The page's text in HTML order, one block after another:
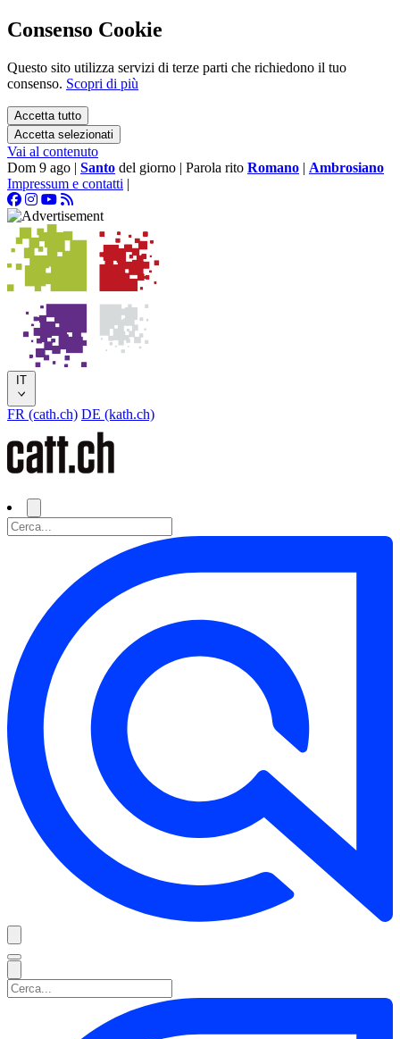
Consenso Cookie
Questo sito utilizza servizi di terze parti che richiedono il tuo
consenso. Scopri di più
Accetta tutto
Accetta selezionati
Vai al contenuto
Dom 9 ago | Santo del giorno | Parola rito Romano | Ambrosiano
Impressum e contatti |
IT
FR (cath.ch) DE (kath.ch)